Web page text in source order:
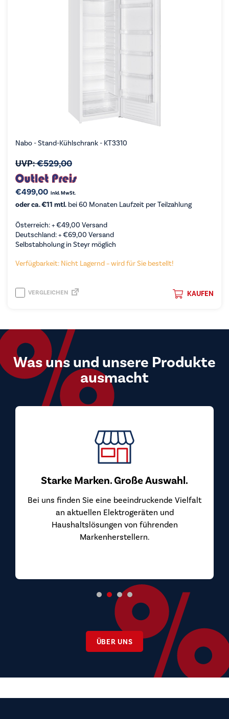
Nabo - Stand-Kühlschrank - KT3310
UVP:€529,00
€499,00 inkl. MwSt.
oder ca. €11 mtl. bei 60 Monaten Laufzeit per Teilzahlung
Österreich: +€49,00 Versand
Deutschland: +€69,00 Versand
Selbstabholung in Steyr möglich
Verfügbarkeit: Nicht Lagernd – wird für Sie bestellt!
KAUFEN
VERGLEICHEN
Was uns und unsere Produkte
ausmacht
Starke Marken. Große Auswahl.
Bei uns finden Sie eine beeindruckende Vielfalt
an aktuellen Elektrogeräten und
Haushaltslösungen von führenden
Markenherstellern.
ÜBER UNS